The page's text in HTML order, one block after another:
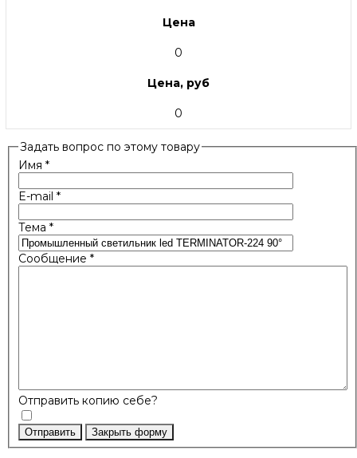
Цена
0
Цена, руб
0
Задать вопрос по этому товару
Имя *
E-mail *
Тема *
Сообщение *
Отправить копию себе?
Отправить Закрыть форму